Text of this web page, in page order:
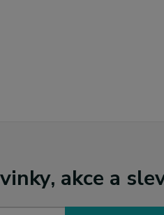
akce a